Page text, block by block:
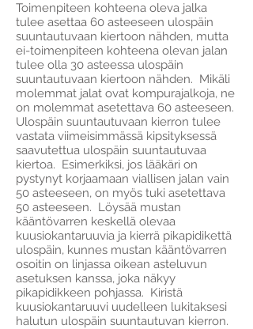
Toimenpiteen kohteena oleva jalka
tulee asettaa 60 asteeseen ulospäin
suuntautuvaan kiertoon nähden, mutta
ei-toimenpiteen kohteena olevan jalan
tulee olla 30 asteessa ulospäin
suuntautuvaan kiertoon nähden. Mikäli
molemmat jalat ovat kompurajalkoja, ne
on molemmat asetettava 60 asteeseen.
Ulospäin suuntautuvaan kierron tulee
vastata viimeisimmässä kipsityksessä
saavutettua ulospäin suuntautuvaa
kiertoa. Esimerkiksi, jos lääkäri on
pystynyt korjaamaan viallisen jalan vain
50 asteeseen, on myös tuki asetettava
50 asteeseen. Löysää mustan
kääntövarren keskellä olevaa
kuusiokantaruuvia ja kierrä pikapidikettä
ulospäin, kunnes mustan kääntövarren
osoitin on linjassa oikean asteluvun
asetuksen kanssa, joka näkyy
pikapidikkeen pohjassa. Kiristä
kuusiokantaruuvi uudelleen lukitaksesi
halutun ulospäin suuntautuvan kierron.